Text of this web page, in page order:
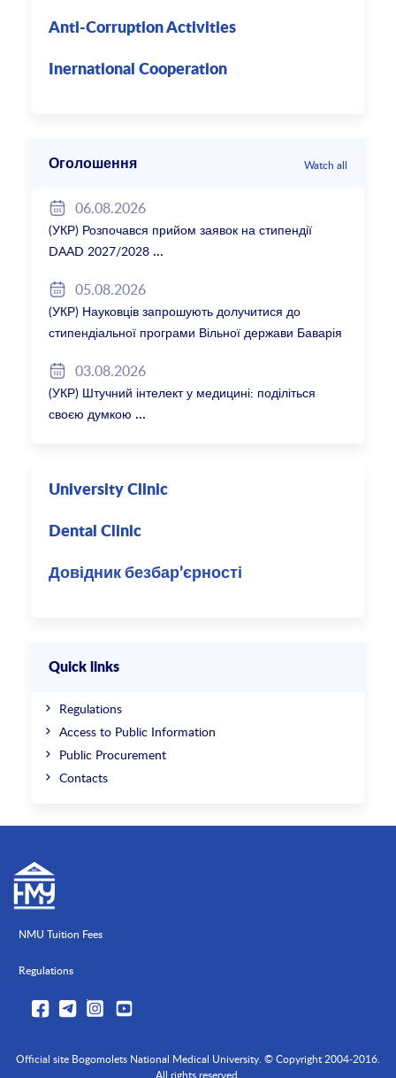
Anti-Corruption Activities
Inernational Cooperation
Оголошення Watch all
06.08.2026
(УКР) Розпочався прийом заявок на стипендії
DAAD 2027/2028
05.08.2026
(УКР) Науковців запрошують долучитися до
стипендіальної програми Вільної держави Баварія
03.08.2026
(УКР) Штучний інтелект у медицині: поділіться
своєю думкою
University Clinic
Dental Clinic
Довідник безбар’єрності
Quick links
Regulations
Access to Public Information
Public Procurement
Contacts
NMU Tuition Fees
Regulations
Official site Bogomolets National Medical University. © Copyright 2004-2016.
All rights reserved.